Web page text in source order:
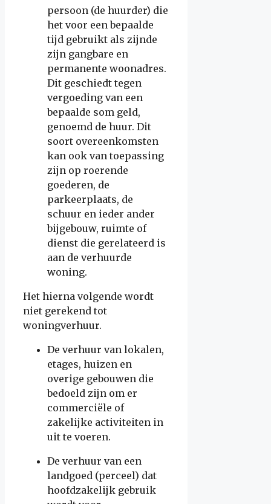
persoon (de huurder) die
het voor een bepaalde
tijd gebruikt als zijnde
zijn gangbare en
permanente woonadres.
Dit geschiedt tegen
vergoeding van een
bepaalde som geld,
genoemd de huur. Dit
soort overeenkomsten
kan ook van toepassing
zijn op roerende
goederen, de
parkeerplaats, de
schuur en ieder ander
bijgebouw, ruimte of
dienst die gerelateerd is
aan de verhuurde
woning.
Het hierna volgende wordt
niet gerekend tot
woningverhuur.
De verhuur van lokalen,
etages, huizen en
overige gebouwen die
bedoeld zijn om er
commerciële of
zakelijke activiteiten in
uit te voeren.
De verhuur van een
landgoed (perceel) dat
hoofdzakelijk gebruik